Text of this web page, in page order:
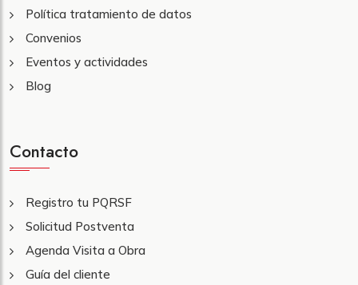
Política tratamiento de datos
Convenios
Eventos y actividades
Blog
Contacto
Registro tu PQRSF
Solicitud Postventa
Agenda Visita a Obra
Guía del cliente